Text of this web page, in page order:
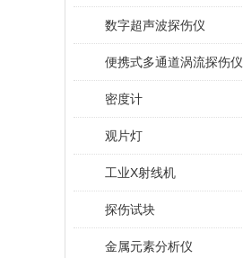
数字超声波探伤仪
便携式多通道涡流探伤仪
密度计
观片灯
工业X射线机
探伤试块
金属元素分析仪